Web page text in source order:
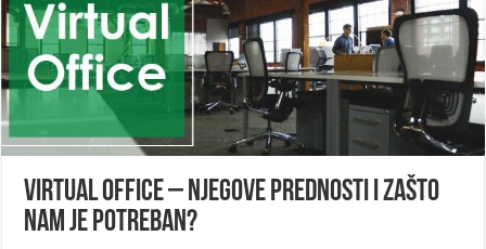
Virtual office – njegove prednosti i zašto
nam je potreban?